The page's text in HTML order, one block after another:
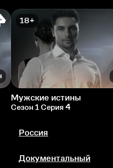
18+
Мужские истины
Сезон 1 Серия 4
Россия
Документальный